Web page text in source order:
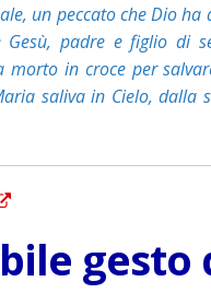
un peccato che Dio
padre e figlio di
morto in croce per
saliva in Cielo, dalla
gesto